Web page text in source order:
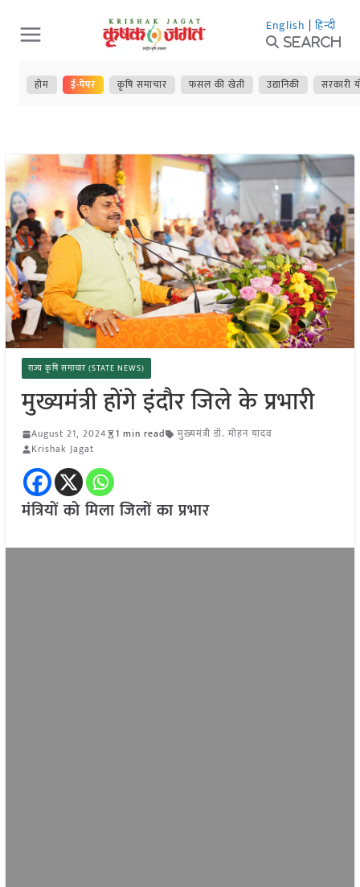
Skip
to
content
English | हिन्दी
Search
होम ई-पेपर कृषि समाचार फसल की खेती उद्यानिकी सरकारी
राज्य कृषि समाचार (STATE NEWS)
मुख्यमंत्री होंगे इंदौर जिले के प्रभारी
August 21, 2024 1 min read
मुख्यमंत्री डॉ. मोहन यादव
Krishak Jagat
मंत्रियों को मिला जिलों का प्रभार